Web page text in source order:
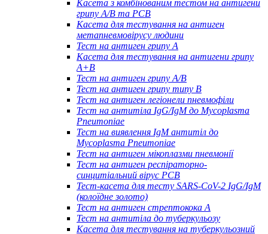
Касета з комбінованим тестом на антигени
грипу A/B та РСВ
Касета для тестування на антиген
метапневмовірусу людини
Тест на антиген грипу A
Касета для тестування на антигени грипу
A+B
Тест на антиген грипу A/B
Тест на антиген грипу типу B
Тест на антиген легіонели пневмофіли
Тест на антитіла IgG/IgM до Mycoplasma
Pneumoniae
Тест на виявлення IgM антитіл до
Mycoplasma Pneumoniae
Тест на антиген мікоплазми пневмонії
Тест на антиген респіраторно-
синцитіальний вірус РСВ
Тест-касета для тесту SARS-CoV-2 IgG/IgM
(колоїдне золото)
Тест на антиген стрептокока А
Тест на антитіла до туберкульозу
Касета для тестування на туберкульозний